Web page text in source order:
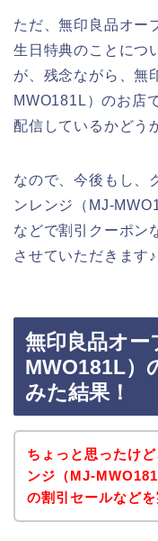
ただ、無印良品オー
生日特典のことにつ
が、残念ながら、無
MWO181L）のお店
配信しているかどう
なので、今後もし、
ンレンジ（
などで割引クーポン
させていただきます♪
無印良品オー
MWO181L）
みた結果！
ちょっと思ったけ
ンジ（
の割引セールなど